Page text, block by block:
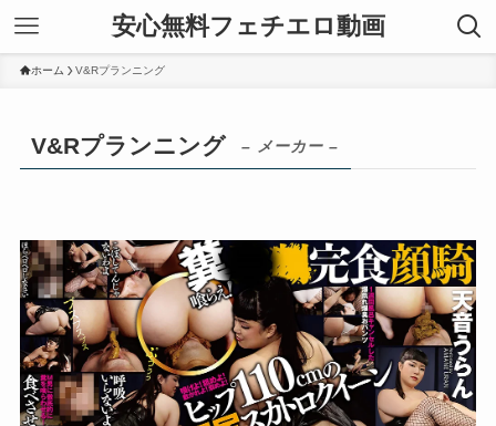
安心無料フェチエロ動画
ホーム V&Rプランニング
V&Rプランニング – メーカー –